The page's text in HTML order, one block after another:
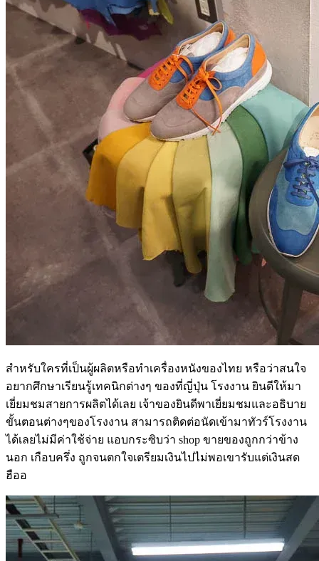
สำหรับใครที่เป็นผู้ผลิตหรือทำเครื่องหนังของไทย หรือว่าสนใจ
อยากศึกษาเรียนรู้เทคนิกต่างๆ ของที่ญี่ปุ่น โรงงาน ยินดีให้มา
เยี่ยมชมสายการผลิตได้เลย เจ้าของยินดีพาเยี่ยมชมและอธิบาย
ขั้นตอนต่างๆของโรงงาน สามารถติดต่อนัดเข้ามาทัวร์โรงงาน
ได้เลยไม่มีค่าใช้จ่าย แอบกระซิบว่า shop ขายของถูกกว่าข้าง
นอก เกือบครึ่ง ถูกจนตกใจเตรียมเงินไปไม่พอเขารับแต่เงินสด
ฮืออ